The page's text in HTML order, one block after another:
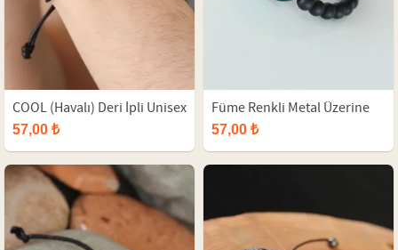
COOL (Havalı) Deri İpli Unisex
Mood Bileklik
57,00 ₺
Füme Renkli Metal Üzerine
Atatürk İmzası Figürlü Siyah
Bileklik
57,00 ₺